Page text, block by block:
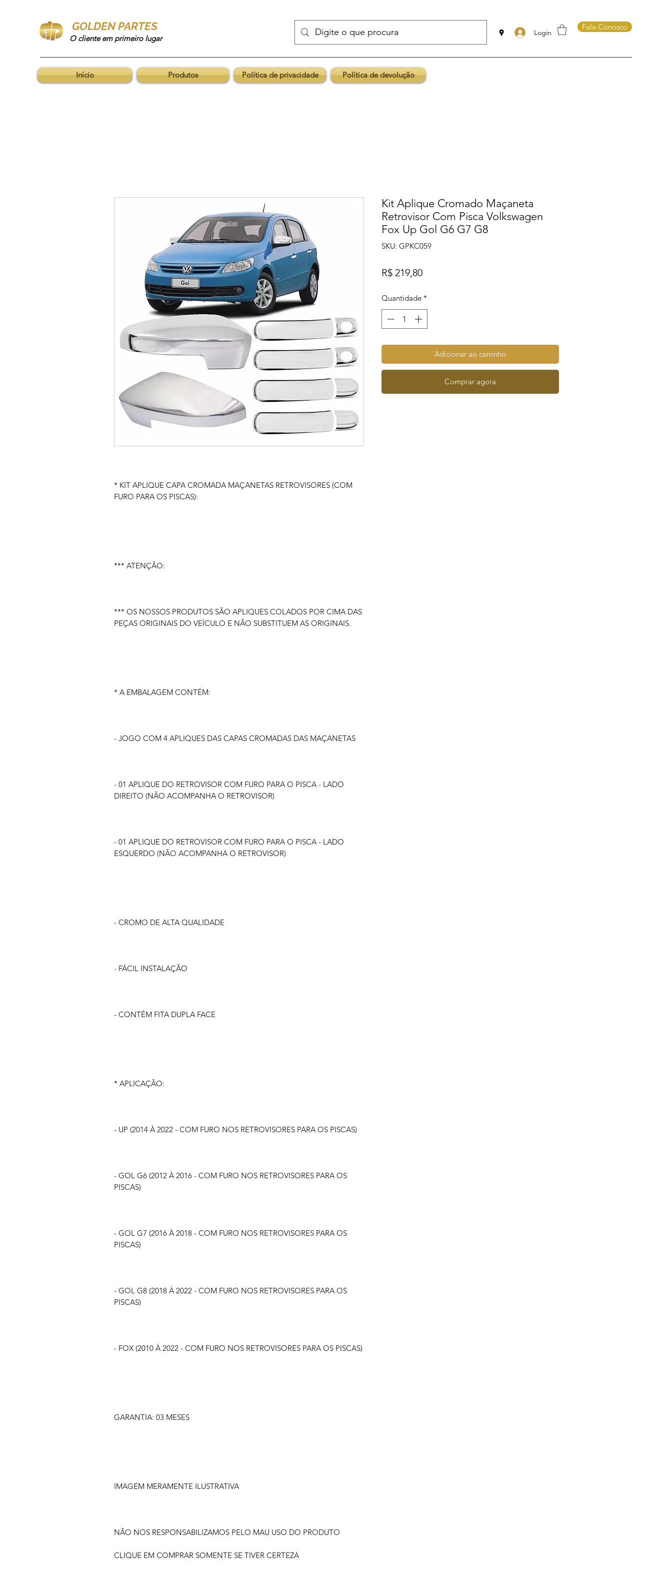
GOLDEN PARTES
O cliente em primeiro lugar
Login
Fale Conosco
Início Produtos Política de privacidade Política de devolução
* KIT APLIQUE CAPA CROMADA MAÇANETAS RETROVISORES (COM
FURO PARA OS PISCAS):
*** ATENÇÃO:
*** OS NOSSOS PRODUTOS SÃO APLIQUES COLADOS POR CIMA DAS
PEÇAS ORIGINAIS DO VEÍCULO E NÃO SUBSTITUEM AS ORIGINAIS.
* A EMBALAGEM CONTÉM:
- JOGO COM 4 APLIQUES DAS CAPAS CROMADAS DAS MAÇANETAS
- 01 APLIQUE DO RETROVISOR COM FURO PARA O PISCA - LADO
DIREITO (NÃO ACOMPANHA O RETROVISOR)
- 01 APLIQUE DO RETROVISOR COM FURO PARA O PISCA - LADO
ESQUERDO (NÃO ACOMPANHA O RETROVISOR)
- CROMO DE ALTA QUALIDADE
- FÁCIL INSTALAÇÃO
- CONTÉM FITA DUPLA FACE
* APLICAÇÃO:
- UP (2014 À 2022 - COM FURO NOS RETROVISORES PARA OS PISCAS)
- GOL G6 (2012 À 2016 - COM FURO NOS RETROVISORES PARA OS
PISCAS)
- GOL G7 (2016 À 2018 - COM FURO NOS RETROVISORES PARA OS
PISCAS)
- GOL G8 (2018 À 2022 - COM FURO NOS RETROVISORES PARA OS
PISCAS)
- FOX (2010 À 2022 - COM FURO NOS RETROVISORES PARA OS PISCAS)
GARANTIA: 03 MESES
IMAGEM MERAMENTE ILUSTRATIVA
NÃO NOS RESPONSABILIZAMOS PELO MAU USO DO PRODUTO
CLIQUE EM COMPRAR SOMENTE SE TIVER CERTEZA
Kit Aplique Cromado Maçaneta
Retrovisor Com Pisca Volkswagen
Fox Up Gol G6 G7 G8
SKU: GPKC059
R$ 219,80Preço
Quantidade *
Adicionar ao carrinho
Comprar agora